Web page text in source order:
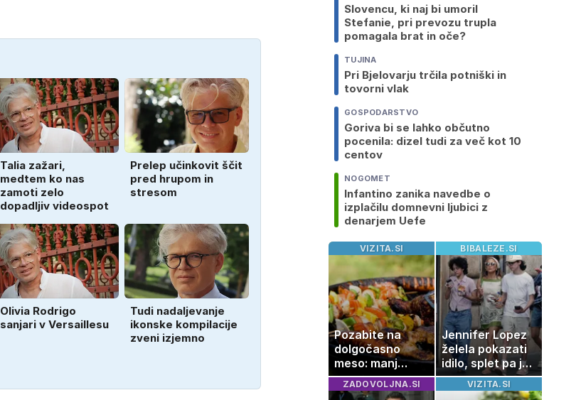
Talia zažari,
medtem ko nas
zamoti zelo
dopadljiv videospot
Prelep učinkovit ščit
pred hrupom in
stresom
Olivia Rodrigo
sanjari v Versaillesu
Tudi nadaljevanje
ikonske kompilacije
zveni izjemno
Slovencu, ki naj bi umoril
Stefanie, pri prevozu trupla
pomagala brat in oče?
TUJINA
Pri Bjelovarju trčila potniški in
tovorni vlak
GOSPODARSTVO
Goriva bi se lahko občutno
pocenila: dizel tudi za več kot 10
centov
NOGOMET
Infantino zanika navedbe o
izplačilu domnevni ljubici z
denarjem Uefe
VIZITA.SI
Pozabite na
dolgočasno
meso: manj
maščobe, več
svežine
BIBALEZE.SI
Jennifer Lopez
želela pokazati
idilo, splet pa je
razburila ena
stvar
ZADOVOLJNA.SI VIZITA.SI